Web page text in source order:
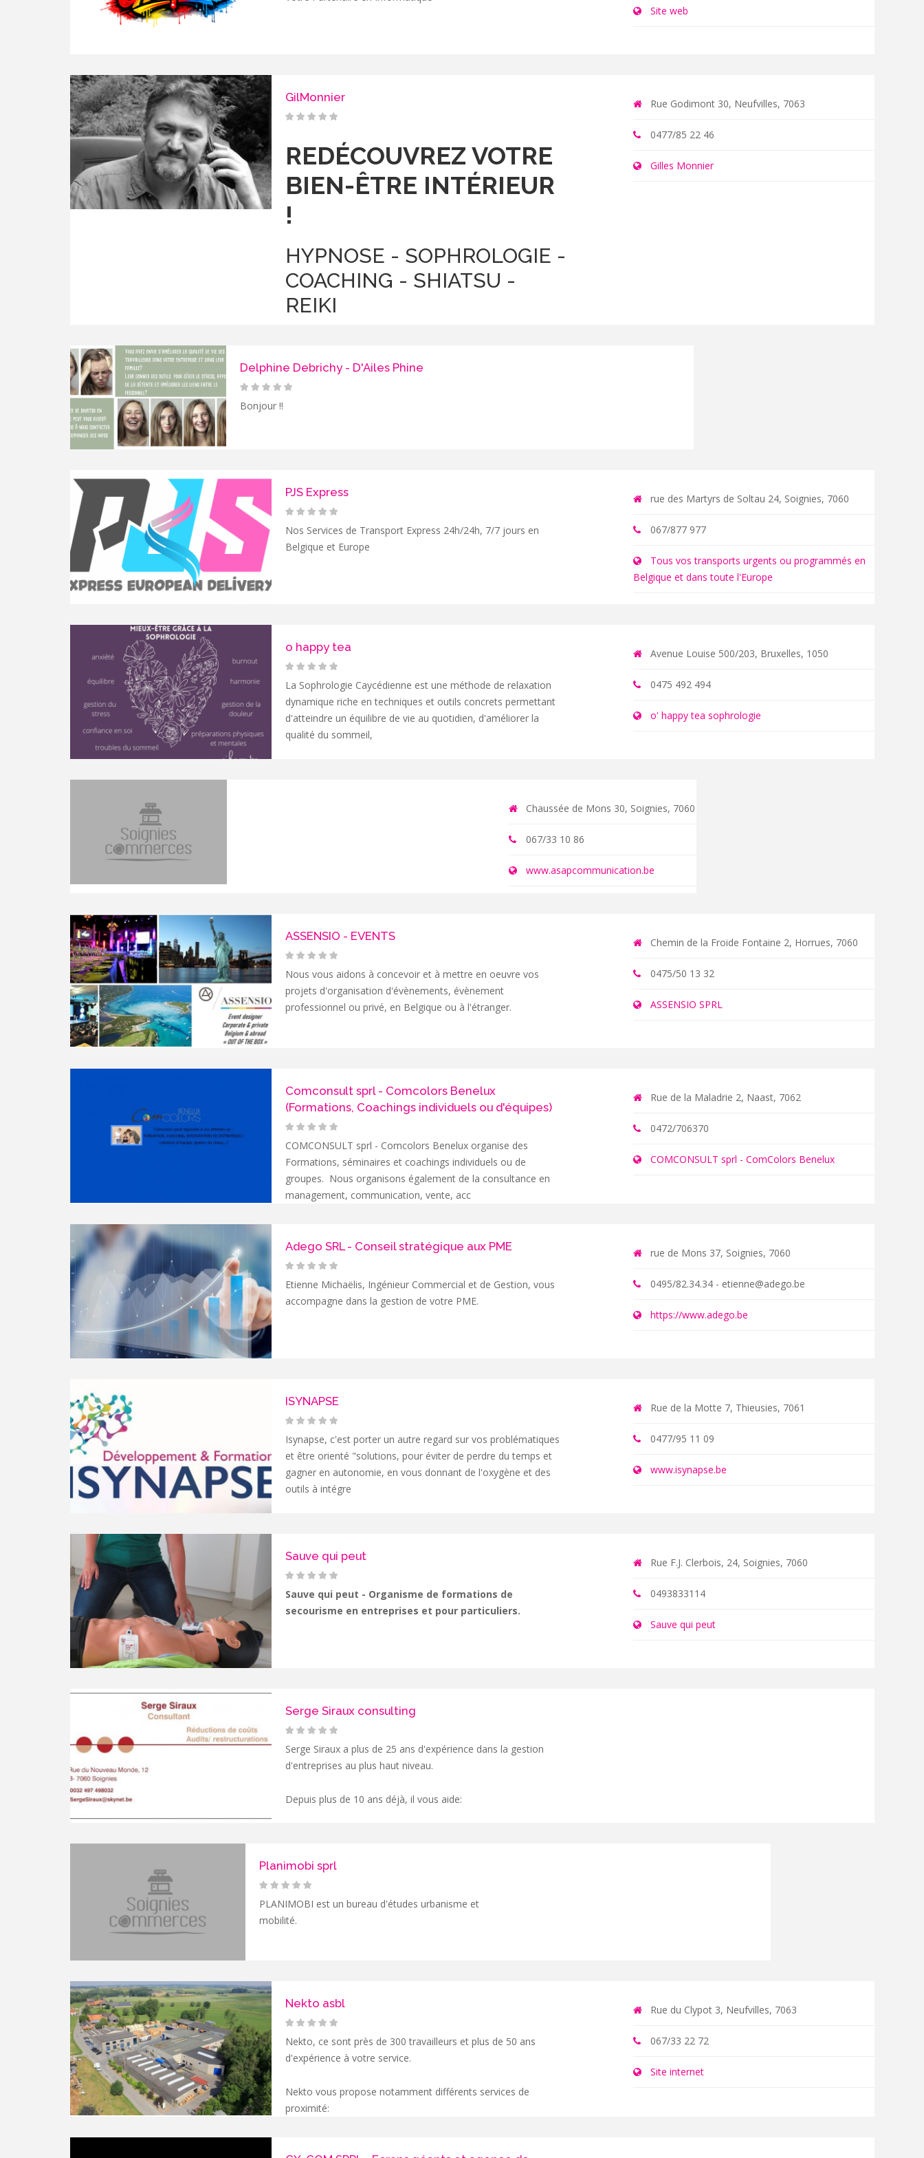
Site web
GilMonnier
REDÉCOUVREZ VOTRE
BIEN-ÊTRE INTÉRIEUR
!
HYPNOSE - SOPHROLOGIE -
COACHING - SHIATSU -
REIKI
Rue Godimont 30, Neufvilles, 7063
0477/85 22 46
Gilles Monnier
Delphine Debrichy - D'Ailes Phine
Bonjour !!
PJS Express
Nos Services de Transport Express 24h/24h, 7/7 jours en
Belgique et Europe
rue des Martyrs de Soltau 24, Soignies, 7060
067/877 977
Tous vos transports urgents ou programmés en
Belgique et dans toute l'Europe
o happy tea
La Sophrologie Caycédienne est une méthode de relaxation
dynamique riche en techniques et outils concrets permettant
d'atteindre un équilibre de vie au quotidien, d'améliorer la
qualité du sommeil,
Avenue Louise 500/203, Bruxelles, 1050
0475 492 494
o' happy tea sophrologie
Chaussée de Mons 30, Soignies, 7060
067/33 10 86
www.asapcommunication.be
ASSENSIO - EVENTS
Nous vous aidons à concevoir et à mettre en oeuvre vos
projets d'organisation d'évènements, évènement
professionnel ou privé, en Belgique ou à l'étranger.
Chemin de la Froide Fontaine 2, Horrues, 7060
0475/50 13 32
ASSENSIO SPRL
Comconsult sprl - Comcolors Benelux
(Formations, Coachings individuels ou d'équipes)
COMCONSULT sprl - Comcolors Benelux organise des
Formations, séminaires et coachings individuels ou de
groupes. Nous organisons également de la consultance en
management, communication, vente, acc
Rue de la Maladrie 2, Naast, 7062
0472/706370
COMCONSULT sprl - ComColors Benelux
Adego SRL - Conseil stratégique aux PME
Etienne Michaëlis, Ingénieur Commercial et de Gestion, vous
accompagne dans la gestion de votre PME.
rue de Mons 37, Soignies, 7060
0495/82.34.34 - etienne@adego.be
https://www.adego.be
ISYNAPSE
Isynapse, c'est porter un autre regard sur vos problématiques
et être orienté "solutions, pour éviter de perdre du temps et
gagner en autonomie, en vous donnant de l'oxygène et des
outils à intégre
Rue de la Motte 7, Thieusies, 7061
0477/95 11 09
www.isynapse.be
Sauve qui peut
Sauve qui peut - Organisme de formations de
secourisme en entreprises et pour particuliers.
Rue F.J. Clerbois, 24, Soignies, 7060
0493833114
Sauve qui peut
Serge Siraux consulting
Serge Siraux a plus de 25 ans d'expérience dans la gestion
d'entreprises au plus haut niveau.
Depuis plus de 10 ans déjà, il vous aide:
Planimobi sprl
PLANIMOBI est un bureau d'études urbanisme et
mobilité.
Nekto asbl
Nekto, ce sont près de 300 travailleurs et plus de 50 ans
d'expérience à votre service.
Nekto vous propose notamment différents services de
proximité:
Rue du Clypot 3, Neufvilles, 7063
067/33 22 72
Site internet